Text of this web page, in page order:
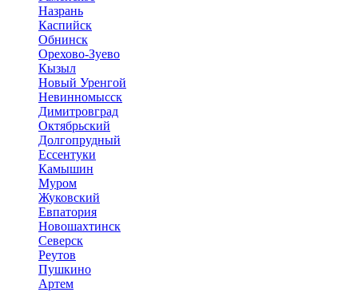
Назрань
Каспийск
Обнинск
Орехово-Зуево
Кызыл
Новый Уренгой
Невинномысск
Димитровград
Октябрьский
Долгопрудный
Ессентуки
Камышин
Муром
Жуковский
Евпатория
Новошахтинск
Северск
Реутов
Пушкино
Артем